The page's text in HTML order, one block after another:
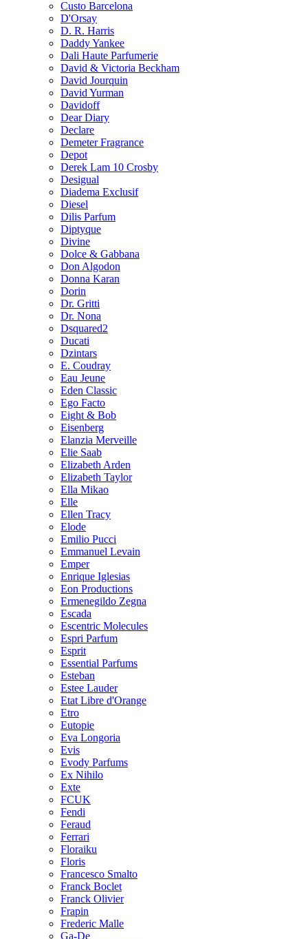
Custo Barcelona
D'Orsay
D. R. Harris
Daddy Yankee
Dali Haute Parfumerie
David & Victoria Beckham
David Jourquin
David Yurman
Davidoff
Dear Diary
Declare
Demeter Fragrance
Depot
Derek Lam 10 Crosby
Desigual
Diadema Exclusif
Diesel
Dilis Parfum
Diptyque
Divine
Dolce & Gabbana
Don Algodon
Donna Karan
Dorin
Dr. Gritti
Dr. Nona
Dsquared2
Ducati
Dzintars
E. Coudray
Eau Jeune
Eden Classic
Ego Facto
Eight & Bob
Eisenberg
Elanzia Merveille
Elie Saab
Elizabeth Arden
Elizabeth Taylor
Ella Mikao
Elle
Ellen Tracy
Elode
Emilio Pucci
Emmanuel Levain
Emper
Enrique Iglesias
Eon Productions
Ermenegildo Zegna
Escada
Escentric Molecules
Espri Parfum
Esprit
Essential Parfums
Esteban
Estee Lauder
Etat Libre d'Orange
Etro
Eutopie
Eva Longoria
Evis
Evody Parfums
Ex Nihilo
Exte
FCUK
Fendi
Feraud
Ferrari
Floraiku
Floris
Francesco Smalto
Franck Boclet
Franck Olivier
Frapin
Frederic Malle
Ga-De